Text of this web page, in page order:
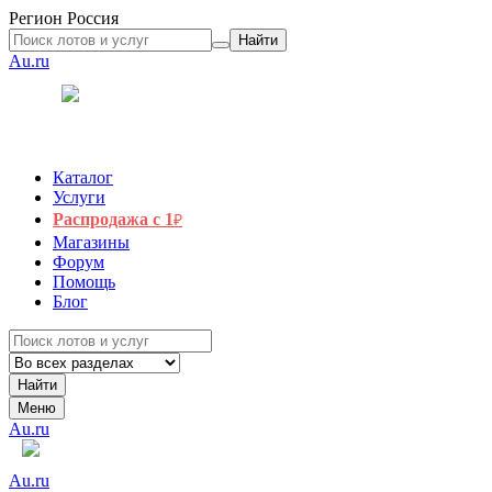
Регион Россия
Найти
Au.ru
Каталог
Услуги
Распродажа с 1₽
Магазины
Форум
Помощь
Блог
Найти
Меню
Au.ru
Au.ru